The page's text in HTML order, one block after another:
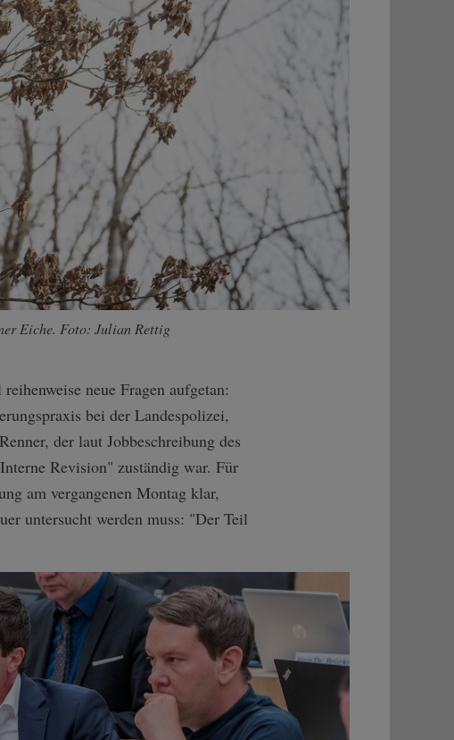
Eiche. Foto: Julian Rettig
neue Fragen aufgetan:
bei der Landespolizei,
der laut Jobbeschreibung des
Revision" zuständig war. Für
am vergangenen Montag klar,
untersucht werden muss: "Der Teil